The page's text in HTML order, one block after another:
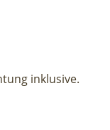
inklusive.